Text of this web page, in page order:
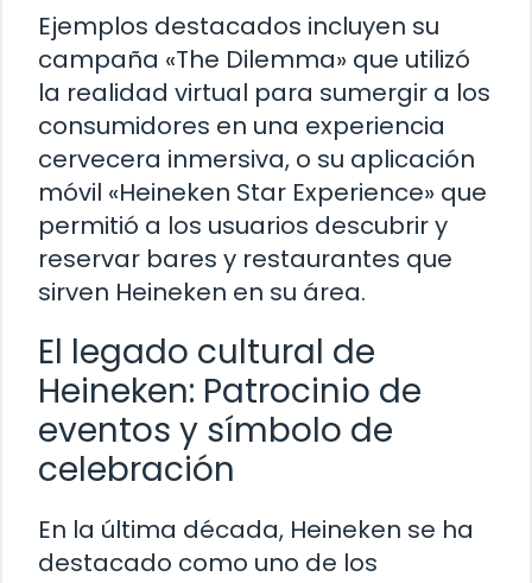
Ejemplos destacados incluyen su
campaña «The Dilemma» que utilizó
la realidad virtual para sumergir a los
consumidores en una experiencia
cervecera inmersiva, o su aplicación
móvil «Heineken Star Experience» que
permitió a los usuarios descubrir y
reservar bares y restaurantes que
sirven Heineken en su área.
El legado cultural de
Heineken: Patrocinio de
eventos y símbolo de
celebración
En la última década, Heineken se ha
destacado como uno de los